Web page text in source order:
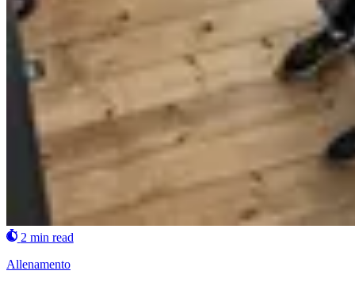
2 min read
Allenamento